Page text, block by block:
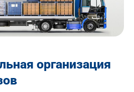
организация